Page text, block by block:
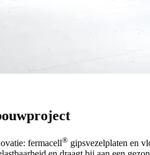
fermacell® gipsvezelplaten en